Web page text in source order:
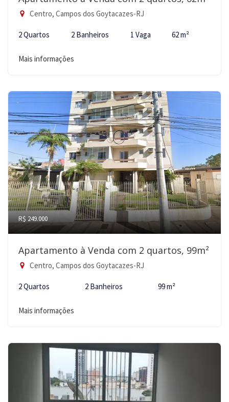
Centro, Campos dos Goytacazes-RJ
2 Quartos 2 Banheiros 1 Vaga 62 m²
Mais informações
R$ 249.000
Apartamento à Venda com 2 quartos, 99m²
Centro, Campos dos Goytacazes-RJ
2 Quartos 2 Banheiros 99 m²
Mais informações